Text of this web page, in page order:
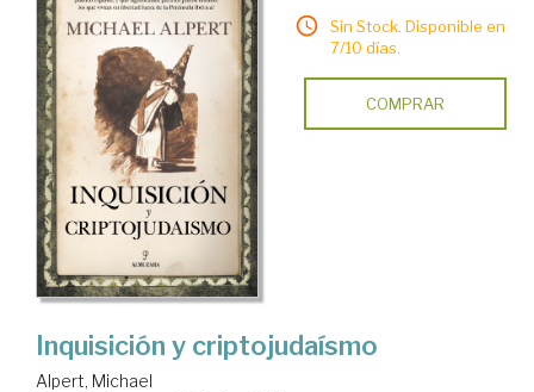
Sin Stock. Disponible en
7/10 días.
COMPRAR
Inquisición y criptojudaísmo
Alpert, Michael